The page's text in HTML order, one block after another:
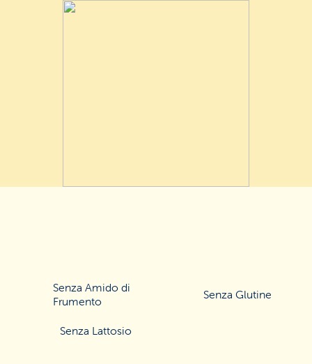
Senza Amido di
Frumento
Senza Glutine
Senza Lattosio